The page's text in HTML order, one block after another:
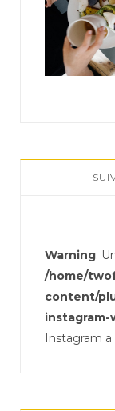
Warning:
/home/
content/
Instagram